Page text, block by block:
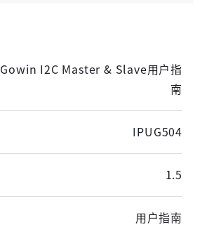
Gowin I2C Master & Slave用户指
南
IPUG504
1.5
用户指南